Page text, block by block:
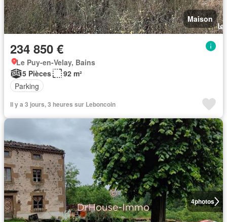
Maison
234 850 €
Le Puy-en-Velay, Bains
5 Pièces
92 m²
Parking
Il y a 3 jours, 3 heures sur Leboncoin
4photos